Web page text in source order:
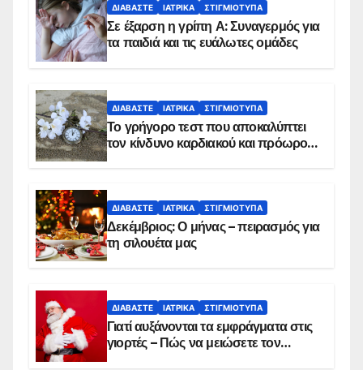
ΔΙΑΒΆΣΤΕ ΙΑΤΡΙΚΆ ΣΤΙΓΜΙΌΤΥΠΑ
Σε έξαρση η γρίπη Α: Συναγερμός για
τα παιδιά και τις ευάλωτες ομάδες
ΔΙΑΒΆΣΤΕ ΙΑΤΡΙΚΆ ΣΤΙΓΜΙΌΤΥΠΑ
Το γρήγορο τεστ που αποκαλύπτει
τον κίνδυνο καρδιακού και πρόωρου
ΔΙΑΒΆΣΤΕ ΙΑΤΡΙΚΆ ΣΤΙΓΜΙΌΤΥΠΑ
Δεκέμβριος: Ο μήνας – πειρασμός για
τη σιλουέτα μας
ΔΙΑΒΆΣΤΕ ΙΑΤΡΙΚΆ ΣΤΙΓΜΙΌΤΥΠΑ
Γιατί αυξάνονται τα εμφράγματα στις
γιορτές – Πώς να μειώσετε τον